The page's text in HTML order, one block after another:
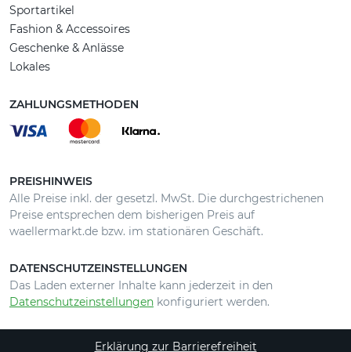
Sportartikel
Fashion & Accessoires
Geschenke & Anlässe
Lokales
ZAHLUNGSMETHODEN
PREISHINWEIS
Alle Preise inkl. der gesetzl. MwSt. Die durchgestrichenen
Preise entsprechen dem bisherigen Preis auf
waellermarkt.de bzw. im stationären Geschäft.
DATENSCHUTZEINSTELLUNGEN
Das Laden externer Inhalte kann jederzeit in den
Datenschutzeinstellungen konfiguriert werden.
Erklärung zur Barrierefreiheit